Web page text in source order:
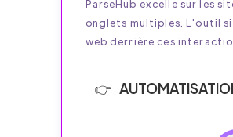
ParseHub excelle sur les
onglets multiples. L'outil
web derrière ces